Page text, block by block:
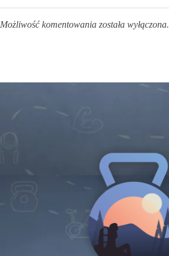
Możliwość komentowania została wyłączona.